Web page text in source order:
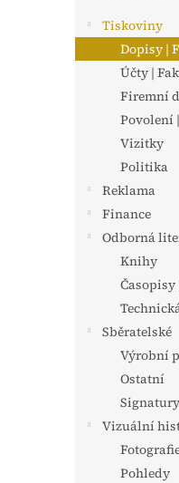
a
n
Tiskoviny
Dopisy |
Účty |
Firemní
Povolení
Vizitky
Politika
Reklama
Finance
Odborná
Knihy
Sběratelské
Výrobní
Ostatní
Signatury
Vizuální
Pohledy